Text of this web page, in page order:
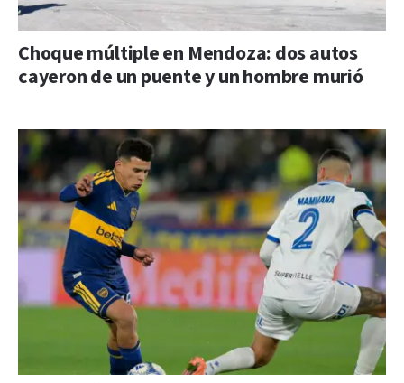
Choque múltiple en Mendoza: dos autos
cayeron de un puente y un hombre murió